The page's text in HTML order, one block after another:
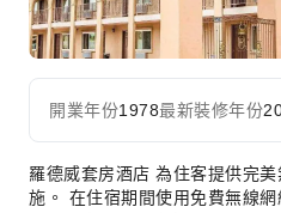
開業年份1978最新裝修年份
羅德威套房酒店 為住客提供完
施。 在住宿期間使用免費無線